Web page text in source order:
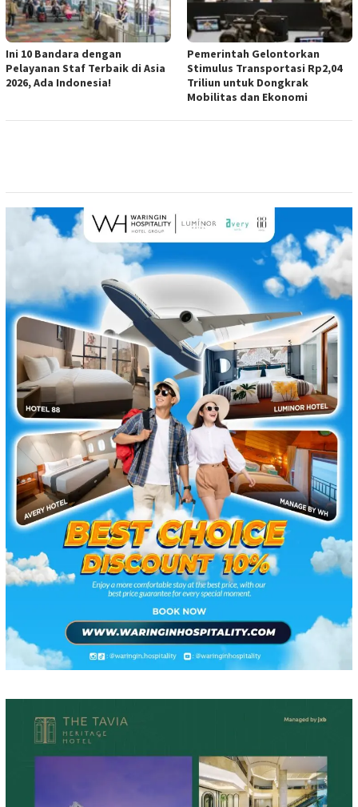
Ini 10 Bandara dengan
Pelayanan Staf Terbaik di Asia
2026, Ada Indonesia!
Pemerintah Gelontorkan
Stimulus Transportasi Rp2,04
Triliun untuk Dongkrak
Mobilitas dan Ekonomi